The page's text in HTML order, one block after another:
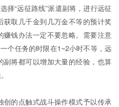
择“远征路线”派遣副将，进行远征
取几千金到几万金不等的预计奖
赚钱办法一定不要忽略。需要注意
个任务的时限在1~2小时不等，远
将都可以增加大量的经验，也算
的点触式战斗操作模式予以传承